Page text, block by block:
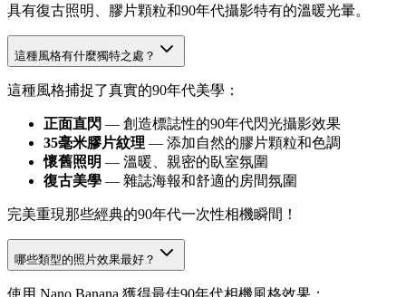
具有復古照明、膠片顆粒和90年代攝影特有的溫暖光暈。
這種風格有什麼獨特之處？
這種風格捕捉了真實的90年代美學：
正面直閃 — 創造標誌性的90年代閃光攝影效果
35毫米膠片紋理 — 添加自然的膠片顆粒和色調
懷舊照明 — 溫暖、親密的臥室氛圍
復古美學 — 雜誌海報和舒適的房間氛圍
完美重現那些經典的90年代一次性相機瞬間！
哪些類型的照片效果最好？
使用 Nano Banana 獲得最佳90年代相機風格效果：